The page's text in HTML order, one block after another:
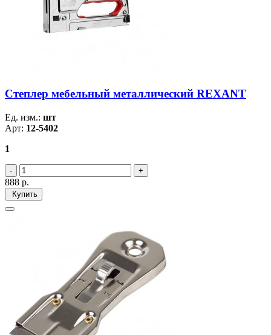
Степлер мебельный металлический REXANT
Ед. изм.: шт
Арт: 12-5402
1
888 р.
Купить